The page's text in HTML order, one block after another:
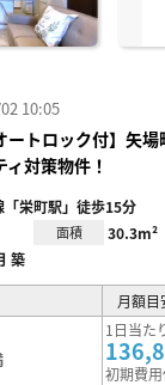
10:05
ートロック付】矢
対策物件！
「栄町駅」徒歩15分
面積 30.3m²
築
月額目
1日当た
初期費